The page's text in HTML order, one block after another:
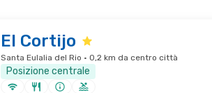
El Cortijo
Santa Eulalia del Rio · 0,2 km da centro città
Posizione centrale